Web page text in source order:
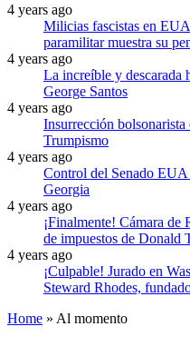
4 years ago
Milicias fascistas en
paramilitar muestra su
4 years ago
La increíble y descarada
George Santos
4 years ago
Insurrección
Trumpismo
4 years ago
Control del Senado EUA
Georgia
4 years ago
¡Finalmente! Cámara de
de impuestos de Donald
4 years ago
¡Culpable! Jurado en
Steward Rhodes,
Home » Al momento